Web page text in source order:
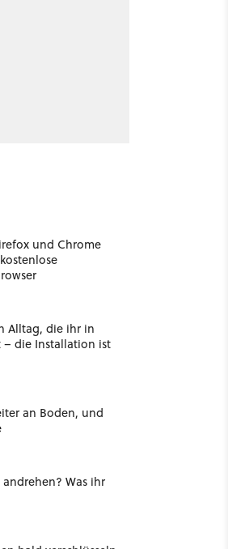
und Chrome
Alltag, die ihr in
die Installation ist
an Boden, und
Was ihr